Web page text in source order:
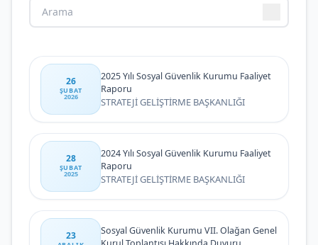
26
ŞUBAT
2026
2025 Yılı Sosyal Güvenlik Kurumu Faaliyet
Raporu
STRATEJİ GELİŞTİRME BAŞKANLIĞI
28
ŞUBAT
2025
2024 Yılı Sosyal Güvenlik Kurumu Faaliyet
Raporu
STRATEJİ GELİŞTİRME BAŞKANLIĞI
23
Sosyal Güvenlik Kurumu VII. Olağan Genel